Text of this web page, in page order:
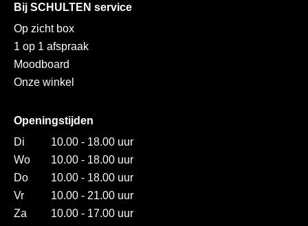
Bij SCHULTEN service
Op zicht box
1 op 1 afspraak
Moodboard
Onze winkel
Openingstijden
Di
10.00 - 18.00 uur
Wo
10.00 - 18.00 uur
Do
10.00 - 18.00 uur
Vr
10.00 - 21.00 uur
Za
10.00 - 17.00 uur